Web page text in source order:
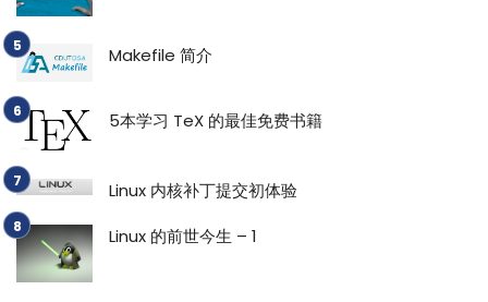
Makefile 简介
5本学习 TeX 的最佳免费书籍
Linux 内核补丁提交初体验
Linux 的前世今生 – 1